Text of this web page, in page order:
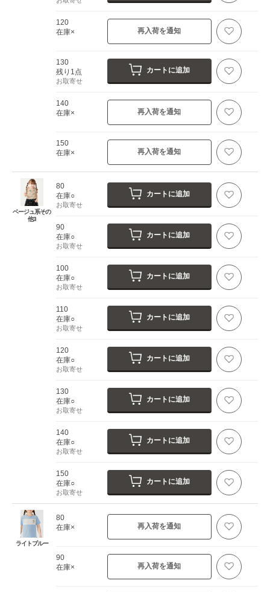
120
在庫×
再入荷を通知
130
残り1点
お取寄せ
カートに追加
140
在庫×
再入荷を通知
150
在庫×
再入荷を通知
ベージュ系その
他3
80
在庫○
お取寄せ
カートに追加
90
在庫○
お取寄せ
カートに追加
100
在庫○
お取寄せ
カートに追加
110
在庫○
お取寄せ
カートに追加
120
在庫○
お取寄せ
カートに追加
130
在庫○
お取寄せ
カートに追加
140
在庫○
お取寄せ
カートに追加
150
在庫○
お取寄せ
カートに追加
ライトブルー
80
在庫×
再入荷を通知
90
在庫×
再入荷を通知